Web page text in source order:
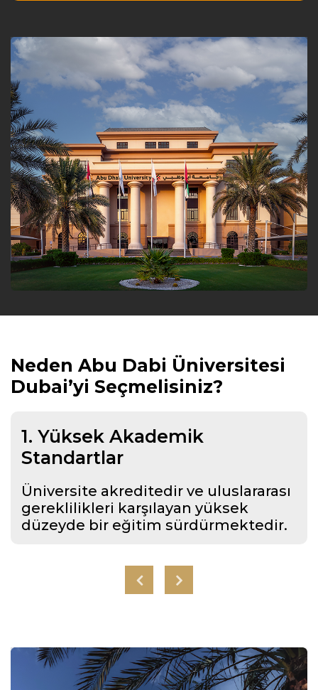
Neden Abu Dabi Üniversitesi
Dubai’yi Seçmelisiniz?
1. Yüksek Akademik
Standartlar
Üniversite akreditedir ve uluslararası
gereklilikleri karşılayan yüksek
düzeyde bir eğitim sürdürmektedir.